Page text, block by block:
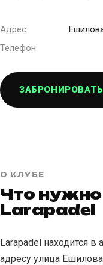
Адрес:
Телефон:
О КЛУБЕ
Что нужно
Larapadel
Larapadel находится в
адресу улица